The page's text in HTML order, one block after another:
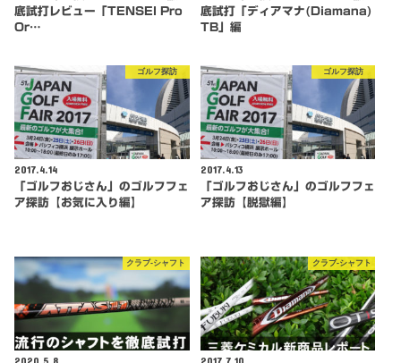
底試打レビュー「TENSEI Pro
Or…
底試打「ディアマナ(Diamana)
TB」編
ゴルフ探訪
2017.4.14
「ゴルフおじさん」のゴルフフェ
ア探訪【お気に入り編】
ゴルフ探訪
2017.4.13
「ゴルフおじさん」のゴルフフェ
ア探訪【脱獄編】
クラブ-シャフト
2020.5.8
クラブ-シャフト
2017.7.10